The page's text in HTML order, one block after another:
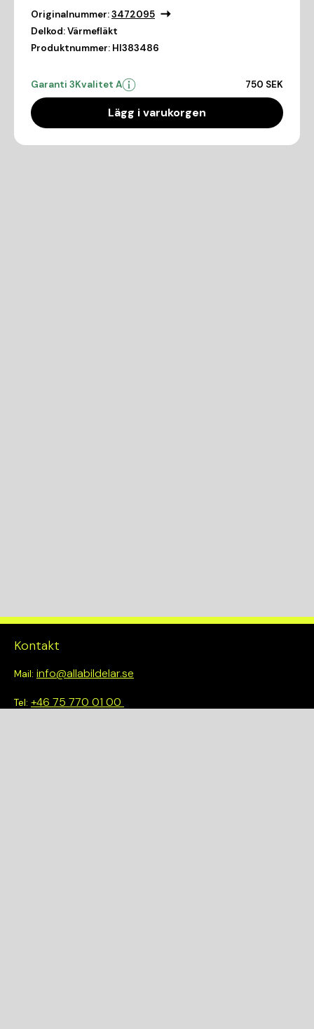
Originalnummer:3472095
Delkod:Värmefläkt
Produktnummer: HI383486
Garanti 3Kvalitet A 750 SEK
Lägg i varukorgen
Kontakt
Mail: info@allabildelar.se
Tel: +46 75 770 01 00